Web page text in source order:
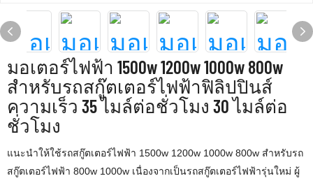
มอเตอร์ไฟฟ้า 1500w 1200w 1000w 800w
สำหรับรถสกู๊ตเตอร์ไฟฟ้าฟิลิปปินส์
ความเร็ว 35 ไมล์ต่อชั่วโมง 30 ไมล์ต่อ
ชั่วโมง
แนะนำให้ใช้รถสกู๊ตเตอร์ไฟฟ้า 1500w 1200w 1000w 800w สำหรับรถ
สกู๊ตเตอร์ไฟฟ้า 800w 1000w เนื่องจากเป็นรถสกู๊ตเตอร์ไฟฟ้ารุ่นใหม่ ผู้